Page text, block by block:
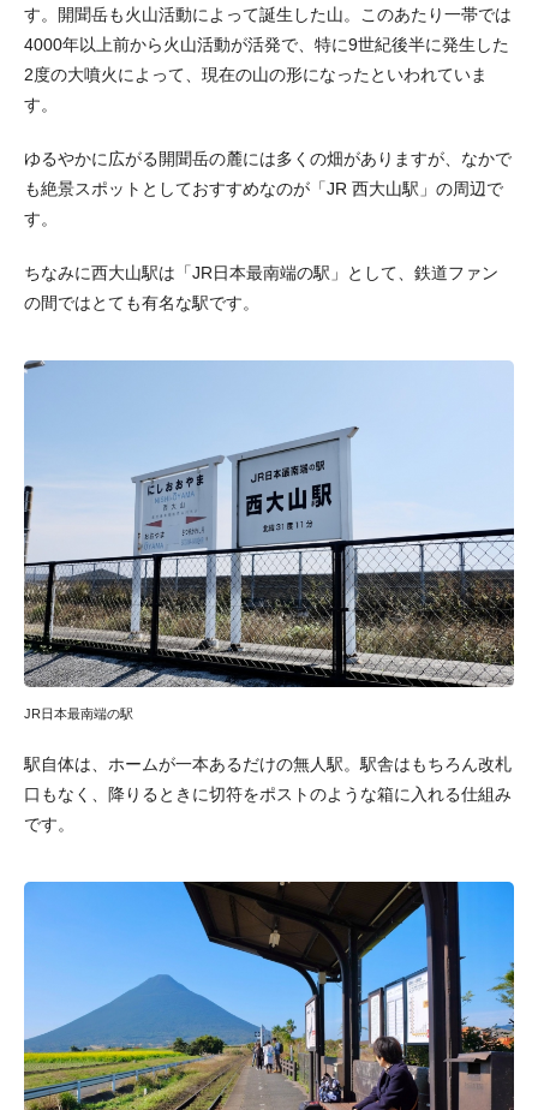
す。開聞岳も火山活動によって誕生した山。このあたり一帯では
4000年以上前から火山活動が活発で、特に9世紀後半に発生した
2度の大噴火によって、現在の山の形になったといわれていま
す。
ゆるやかに広がる開聞岳の麓には多くの畑がありますが、なかで
も絶景スポットとしておすすめなのが「JR 西大山駅」の周辺で
す。
ちなみに西大山駅は「JR日本最南端の駅」として、鉄道ファン
の間ではとても有名な駅です。
JR日本最南端の駅
駅自体は、ホームが一本あるだけの無人駅。駅舎はもちろん改札
口もなく、降りるときに切符をポストのような箱に入れる仕組み
です。